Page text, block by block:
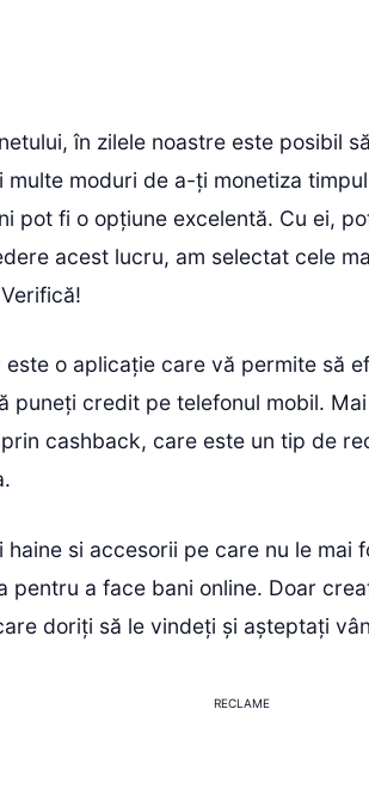
în zilele noastre este posibil
multe moduri de a-ți monetiza
pot fi o opțiune excelentă. Cu ei,
acest lucru, am selectat cele
este o aplicație care vă permite să
puneți credit pe telefonul mobil.
cashback, care este un tip de
haine si accesorii pe care nu le mai
pentru a face bani online. Doar
doriți să le vindeți și așteptați
RECLAME